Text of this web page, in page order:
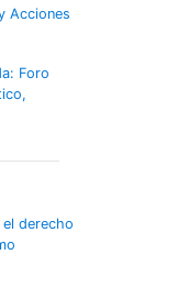
Acciones
Foro
derecho